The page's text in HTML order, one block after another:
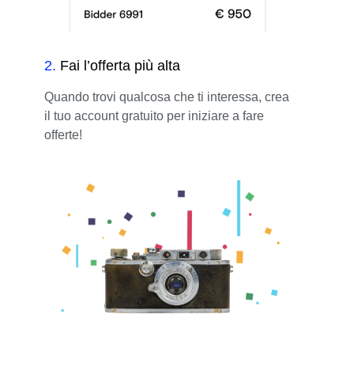
2. Fai l’offerta più alta
Quando trovi qualcosa che ti interessa, crea
il tuo account gratuito per iniziare a fare
offerte!